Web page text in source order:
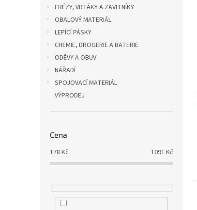
FRÉZY, VRTÁKY A ZAVITNÍKY
OBALOVÝ MATERIÁL
LEPÍCÍ PÁSKY
CHEMIE, DROGERIE A BATERIE
ODĚVY A OBUV
NÁŘADÍ
SPOJOVACÍ MATERIÁL
VÝPRODEJ
Cena
178 Kč 1091 Kč